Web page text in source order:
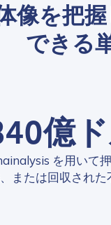
像を把
できる
億
を用いて
または回収された